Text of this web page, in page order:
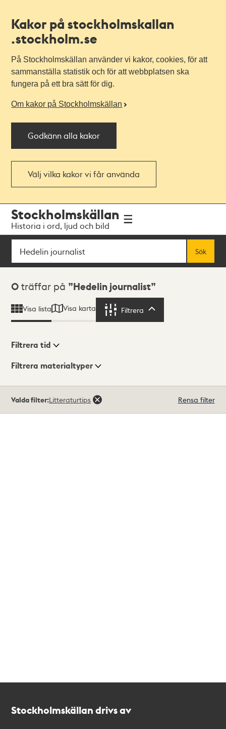
Kakor på stockholmskallan
.stockholm.se
På Stockholmskällan använder vi kakor, cookies, för att
sammanställa statistik och för att webbplatsen ska
fungera på ett bra sätt för dig.
Om kakor på Stockholmskällan
Godkänn alla kakor
Välj vilka kakor vi får använda
navigationen
huvudinnehållet
Stockholmskällan
Historia i ord, ljud och bild
Sök
Sök
Sökresultat
0 träffar på Hedelin journalist
Visa lista Visa karta Filtrera
Visningsläge
Filtrera tid
Filtrera materialtyper
träffar
Valda filter:Litteraturtips Rensa filter
Stockholmskällan drivs av